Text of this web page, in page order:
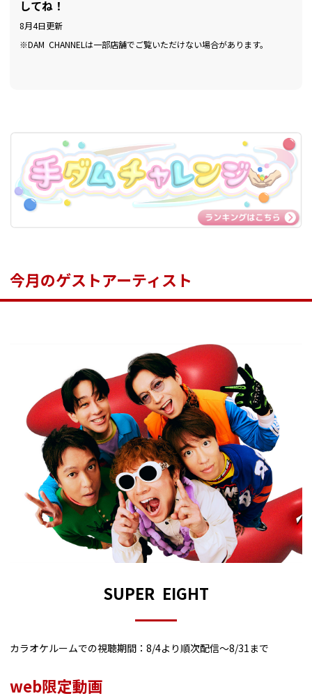
してね！
8月4日更新
※DAM CHANNELは一部店舗でご覧いただけない場合があります。
今月のゲストアーティスト
SUPER EIGHT
カラオケルームでの視聴期間：8/4より順次配信～8/31まで
web限定動画